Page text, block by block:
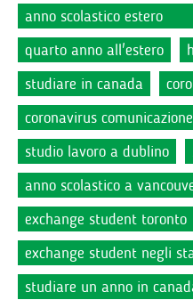
anno scolastico estero
quarto anno all'estero
studiare in canada
coronavirus comunicazione
studio lavoro a dublino
anno scolastico a
exchange student toronto
exchange student negli
studiare un anno in